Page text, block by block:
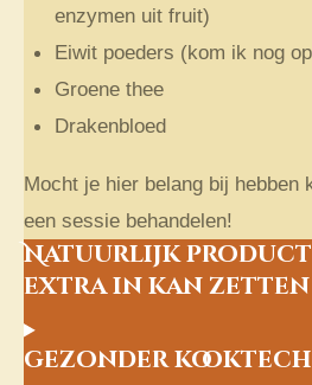
enzymen uit fruit)
Eiwit poeders (kom ik nog
Groene thee
Drakenbloed
Mocht je hier belang bij hebben
een sessie behandelen!
Natuurlijk
extra in kan zetten
gezonder